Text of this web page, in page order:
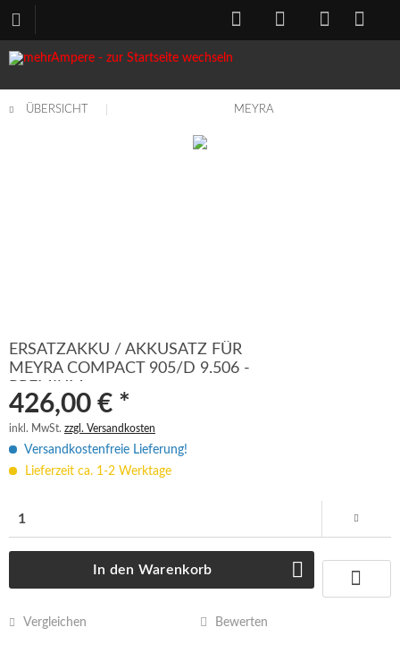
ÜBERSICHT MEYRA
ERSATZAKKU / AKKUSATZ FÜR
MEYRA COMPACT 905/D 9.506 -
426,00 € *
inkl. MwSt. zzgl. Versandkosten
Versandkostenfreie Lieferung!
Lieferzeit ca. 1-2 Werktage
In den Warenkorb
Vergleichen Bewerten